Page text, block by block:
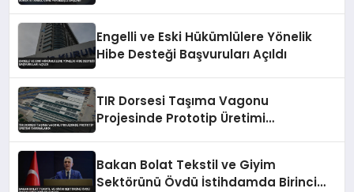
Engelli ve Eski Hükümlülere Yönelik
Hibe Desteği Başvuruları Açıldı
TIR Dorsesi Taşıma Vagonu
Projesinde Prototip Üretimi
Bakan Bolat Tekstil ve Giyim
Sektörünü Övdü İstihdamda Birinci